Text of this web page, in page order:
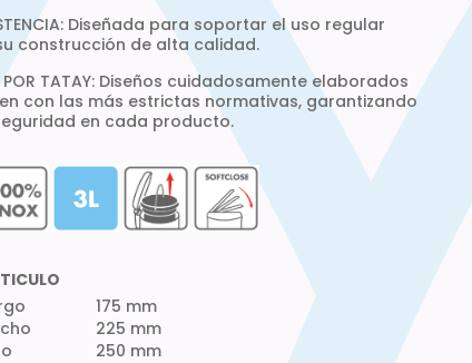
Diseñada para soportar el uso regular
construcción de alta calidad.
POR TATAY: Diseños cuidadosamente elaborados
con las más estrictas normativas, garantizando
en cada producto.
175 mm
225 mm
250 mm